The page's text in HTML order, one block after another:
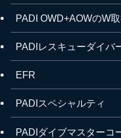
PADI OWD+AOWのW
PADIレスキューダイバ
EFR
PADIスペシャルティ
PADIダイブマスターコ